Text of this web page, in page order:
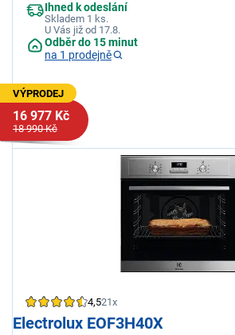
Ihned k odeslání
Skladem 1 ks.
U Vás již od 17.8.
Odběr do 15 minut
na 1 prodejně
VÝPRODEJ
16 977 Kč
18 990 Kč
4,521x
Electrolux EOF3H40X